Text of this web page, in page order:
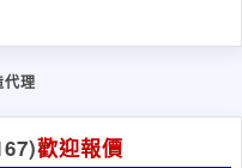
理
歡迎報價